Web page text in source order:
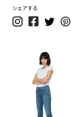
シェアする